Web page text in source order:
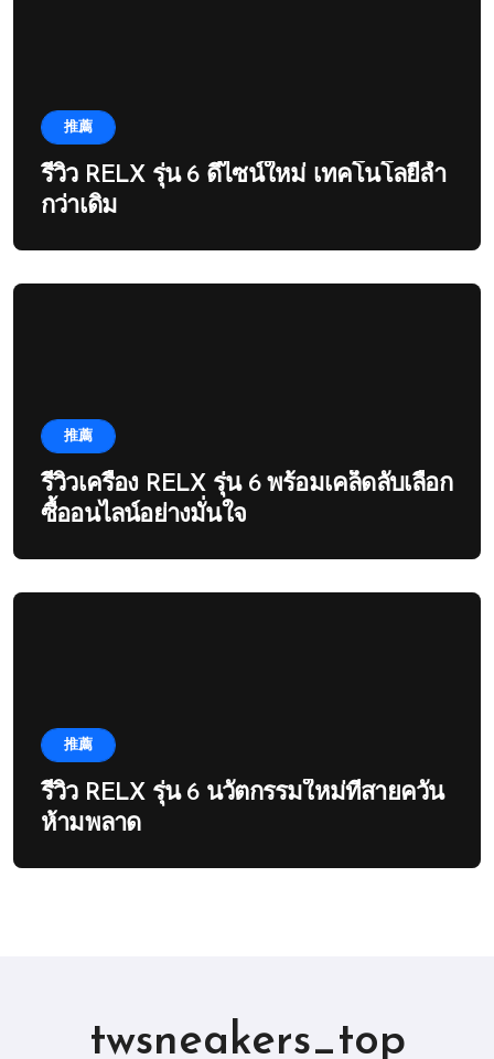
推薦
รีวิว RELX รุ่น 6 ดีไซน์ใหม่ เทคโนโลยีล้ำ
กว่าเดิม
推薦
รีวิวเครื่อง RELX รุ่น 6 พร้อมเคล็ดลับเลือก
ซื้ออนไลน์อย่างมั่นใจ
推薦
รีวิว RELX รุ่น 6 นวัตกรรมใหม่ที่สายควัน
ห้ามพลาด
twsneakers_top